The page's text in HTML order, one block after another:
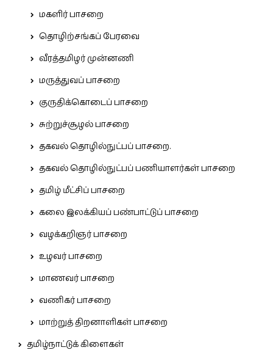
மகளிர் பாசறை
தொழிற்சங்கப் பேரவை
வீரத்தமிழர் முன்னணி
மருத்துவப் பாசறை
குருதிக்கொடைப் பாசறை
சுற்றுச்சூழல் பாசறை
தகவல் தொழில்நுட்பப் பாசறை.
தகவல் தொழில்நுட்பப் பணியாளர்கள் பாசறை
தமிழ் மீட்சிப் பாசறை
கலை இலக்கியப் பண்பாட்டுப் பாசறை
வழக்கறிஞர் பாசறை
உழவர் பாசறை
மாணவர் பாசறை
வணிகர் பாசறை
மாற்றுத் திறனாளிகள் பாசறை
தமிழ்நாட்டுக் கிளைகள்